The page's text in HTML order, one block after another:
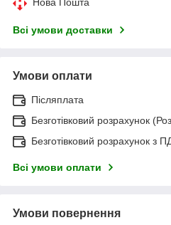
Нова Пошта
Всі умови доставки
Умови оплати
Післяплата
Безготівковий розрахунок
Безготівковий розрахунок з
Всі умови оплати
Умови повернення